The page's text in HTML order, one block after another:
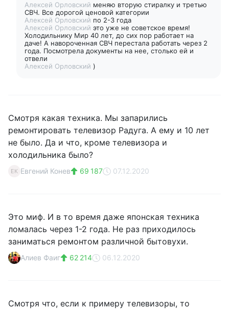
Алексей Орловский меняю вторую стиралку и третью
СВЧ. Все дорогой ценовой категории
Алексей Орловский по 2-3 года
Алексей Орловский это уже не советское время!
Холодильнику Мир 40 лет, до сих пор работает на
даче! А навороченная СВЧ перестала работать через 2
года. Посмотрела документы на нее, столько ей и
отвели
Алексей Орловский )
Смотря какая техника. Мы запарились
ремонтировать телевизор Радуга. А ему и 10 лет
не было. Да и что, кроме телевизора и
холодильника было?
ЕК Евгений Конев 69 187 07.12.2020
Это миф. И в то время даже японская техника
ломалась через 1-2 года. Не раз приходилось
заниматься ремонтом различной бытовухи.
Алиев Фаиг 62 214 06.12.2020
Смотря что, если к примеру телевизоры, то